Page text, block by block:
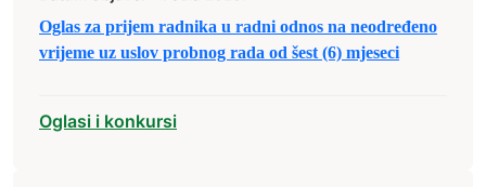
Oglas za prijem radnika u radni odnos na neodređeno
vrijeme uz uslov probnog rada od šest (6) mjeseci
Oglasi i konkursi